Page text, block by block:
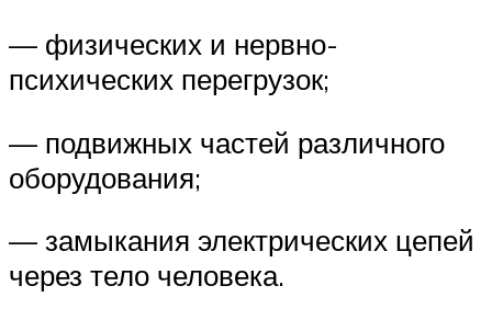
— физических и нервно-
психических перегрузок;
— подвижных частей различного
оборудования;
— замыкания электрических цепей
через тело человека.